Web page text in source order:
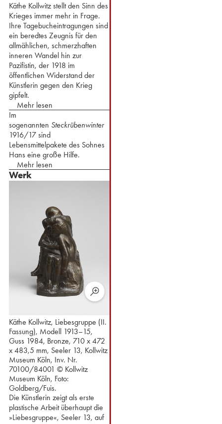
Käthe Kollwitz stellt den Sinn des
Krieges immer mehr in Frage.
Ihre Tagebucheintragungen sind
ein beredtes Zeugnis für den
allmählichen, schmerzhaften
inneren Wandel hin zur
Pazifistin, der 1918 im
öffentlichen Widerstand der
Künstlerin gegen den Krieg
gipfelt.
Mehr lesen
Im
sogenannten Steckrübenwinter
1916/17 sind
Lebensmittelpakete des Sohnes
Hans eine große Hilfe.
Mehr lesen
Werk
Käthe Kollwitz, Liebesgruppe (II.
Fassung), Modell 1913–15,
Guss 1984, Bronze, 710 x 472
x 483,5 mm, Seeler 13, Kollwitz
Museum Köln, Inv. Nr.
70100/84001 © Kollwitz
Museum Köln, Foto:
Goldberg/Fuis.
Die Künstlerin zeigt als erste
plastische Arbeit überhaupt die
»Liebesgruppe«, Seeler 13, auf